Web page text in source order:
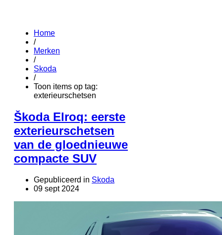
Home
/
Merken
/
Skoda
/
Toon items op tag:
exterieurschetsen
Škoda Elroq: eerste
exterieurschetsen
van de gloednieuwe
compacte SUV
Gepubliceerd in Skoda
09 sept 2024